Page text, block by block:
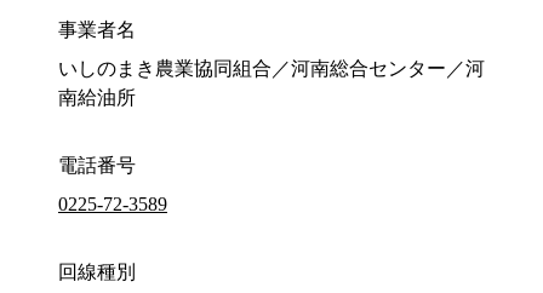
事業者名
いしのまき農業協同組合／河南総合センター／河
南給油所
電話番号
0225-72-3589
回線種別